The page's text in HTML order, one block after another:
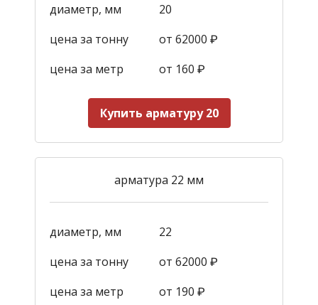
диаметр, мм
20
цена за тонну
от 62000 ₽
цена за метр
от 160 ₽
Купить арматуру 20
арматура 22 мм
диаметр, мм
22
цена за тонну
от 62000 ₽
цена за метр
от 190 ₽